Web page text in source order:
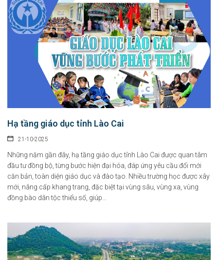
Hạ tầng giáo dục tỉnh Lào Cai
21-10-2025
Những năm gần đây, hạ tầng giáo dục tỉnh Lào Cai được quan tâm
đầu tư đồng bộ, từng bước hiện đại hóa, đáp ứng yêu cầu đổi mới
căn bản, toàn diện giáo dục và đào tạo. Nhiều trường học được xây
mới, nâng cấp khang trang, đặc biệt tại vùng sâu, vùng xa, vùng
đồng bào dân tộc thiểu số, giúp...